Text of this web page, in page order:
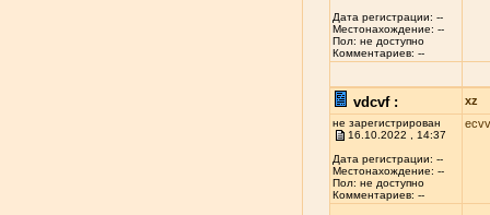
Дата регистрации: --
Местонахождение: --
Пол: не доступно
Комментариев: --
vdcvf : xz
не зарегистрирован
16.10.2022 , 14:37
Дата регистрации: --
Местонахождение: --
Пол: не доступно
Комментариев: --